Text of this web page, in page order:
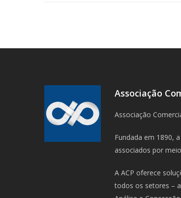
Associação
Associação
Fundada em 1890,
associados por
A ACP oferece
todos os setores –